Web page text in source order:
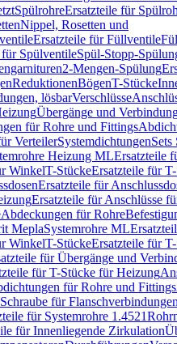
SpülrohreErsatzteile für
Nippel, Rosetten und
Ersatzteile für Füllventile
SpülventileSpül-Stopp-
2-Mengen-Spülung
ReduktionenBögenT-Stücke
lösbarVerschlüsse
Übergänge und
für Rohre und Fittings
VerteilerSystemdichtungen
Heizung MLErsatzteile
WinkelT-StückeErsatzteile für
Ersatzteile für
Ersatzteile für Anschlüsse
Abdeckungen für Rohre
MeplaSystemrohre ML
WinkelT-StückeErsatzteile für
für Übergänge und
für T-Stücke für Heizung
für Rohre und Fittings
für Flanschverbindungen
für Systemrohre 1.4521
für Innenliegende Zirkulation